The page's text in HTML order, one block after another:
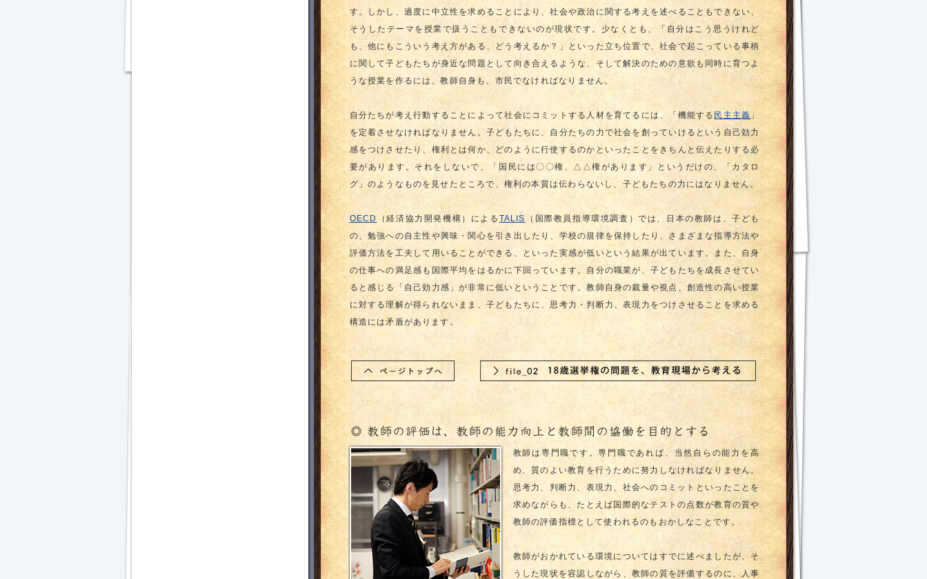
す。しかし、過度に中立性を求めることにより、社会や政治に関する考えを述べることもできない、
そうしたテーマを授業で扱うこともできないのが現状です。少なくとも、「自分はこう思うけれど
も、他にもこういう考え方がある、どう考えるか？」といった立ち位置で、社会で起こっている事柄
に関して子どもたちが身近な問題として向き合えるような、そして解決のための意欲も同時に育つよ
うな授業を作るには、教師自身も、市民でなければなりません。
自分たちが考え行動することによって社会にコミットする人材を育てるには、「機能する 民主主義 」
を定着させなければなりません。子どもたちに、自分たちの力で社会を創っていけるという自己効力
感をつけさせたり、権利とは何か、どのように行使するのかといったことをきちんと伝えたりする必
要があります。それをしないで、「国民には〇〇権、△△権があります」というだけの、「カタロ
グ」のようなものを見せたところで、権利の本質は伝わらないし、子どもたちの力にはなりません。
OECD （経済協力開発機構）による TALIS
（国際教員指導環境調査）では、日本の教師は、子ども
の、勉強への自主性や興味・関心を引き出したり、学校の規律を保持したり、さまざまな指導方法や
評価方法を工夫して用いることができる、といった実感が低いという結果が出ています。また、自身
の仕事への満足感も国際平均をはるかに下回っています。自分の職業が、子どもたちを成長させてい
ると感じる「自己効力感」が非常に低いということです。教師自身の裁量や視点、創造性の高い授業
に対する理解が得られないまま、子どもたちに、思考力・判断力、表現力をつけさせることを求める
構造には矛盾があります。
教師は専門職です。専門職であれば、当然自らの能力を高
め、質のよい教育を行うために努力しなければなりません。
思考力、判断力、表現力、社会へのコミットといったことを
求めながらも、たとえば国際的なテストの点数が教育の質や
教師の評価指標として使われるのもおかしなことです。
教師がおかれている環境についてはすでに述べましたが、そ
うした現状を容認しながら、教師の質を評価するのに、人事